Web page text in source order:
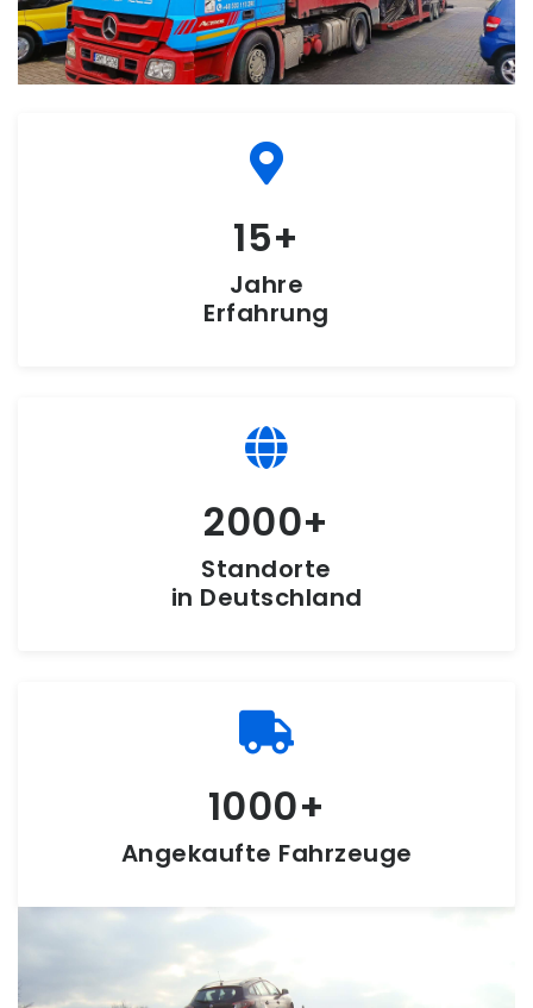
15
Jahre
Erfahrung
2000
Standorte
in Deutschland
1000
Angekaufte Fahrzeuge